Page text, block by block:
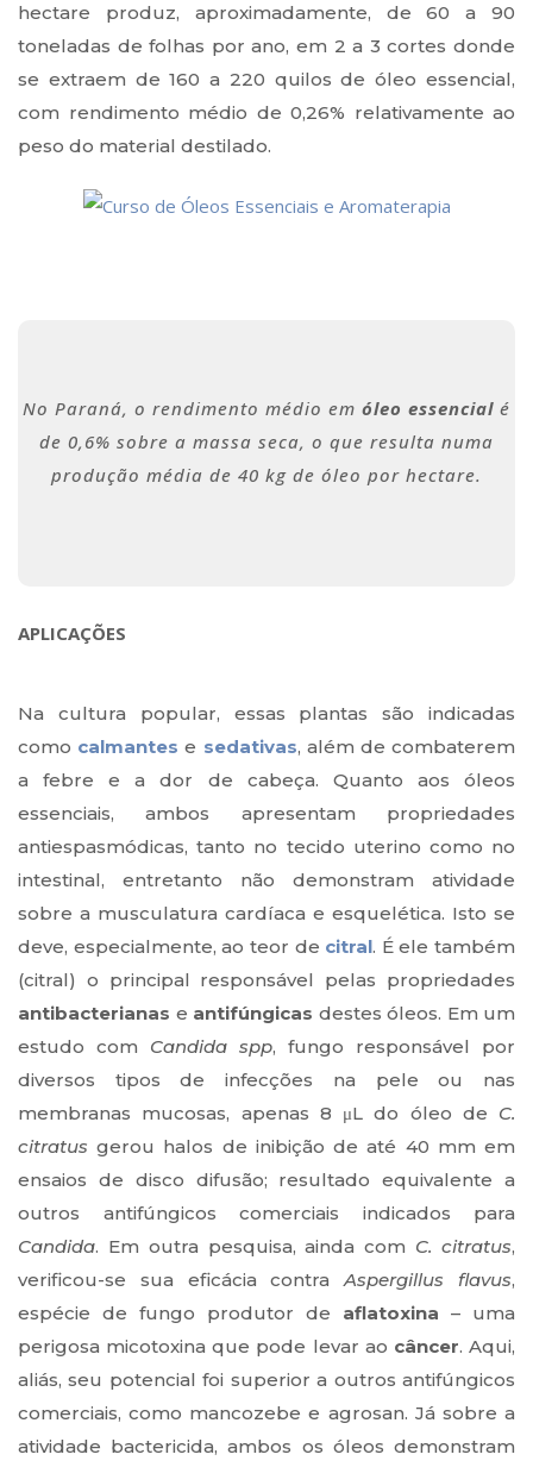
hectare produz, aproximadamente, de 60 a 90
toneladas de folhas por ano, em 2 a 3 cortes donde
se extraem de 160 a 220 quilos de óleo essencial,
com rendimento médio de 0,26% relativamente ao
peso do material destilado.
No Paraná, o rendimento médio em óleo essencial é
de 0,6% sobre a massa seca, o que resulta numa
produção média de 40 kg de óleo por hectare.
APLICAÇÕES
Na cultura popular, essas plantas são indicadas
como calmantes e sedativas, além de combaterem
a febre e a dor de cabeça. Quanto aos óleos
essenciais, ambos apresentam propriedades
antiespasmódicas, tanto no tecido uterino como no
intestinal, entretanto não demonstram atividade
sobre a musculatura cardíaca e esquelética. Isto se
deve, especialmente, ao teor de citral. É ele também
(citral) o principal responsável pelas propriedades
antibacterianas e antifúngicas destes óleos. Em um
estudo com Candida spp, fungo responsável por
diversos tipos de infecções na pele ou nas
membranas mucosas, apenas 8 μL do óleo de C.
citratus gerou halos de inibição de até 40 mm em
ensaios de disco difusão; resultado equivalente a
outros antifúngicos comerciais indicados para
Candida. Em outra pesquisa, ainda com C. citratus,
verificou-se sua eficácia contraAspergillus flavus,
espécie de fungo produtor de aflatoxina – uma
perigosa micotoxina que pode levar ao câncer. Aqui,
aliás, seu potencial foi superior a outros antifúngicos
comerciais, como mancozebe e agrosan. Já sobre a
atividade bactericida, ambos os óleos demonstram